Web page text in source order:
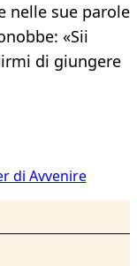
nelle sue parole
«Sii
di giungere
di Avvenire